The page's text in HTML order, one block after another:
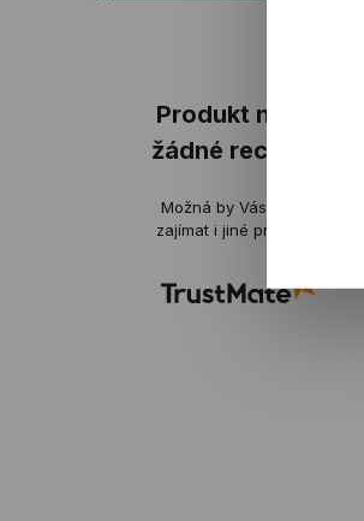
Produkt nemá
žádné recenze
Možná by Vás mohly
zajímat i jiné produkty
ověřené